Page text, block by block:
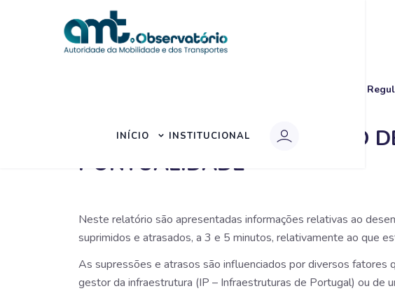
INÍCIO INSTITUCIONAL
Transporte Ferroviário de Passageiros -
TRANSPORTE FERROVIÁRIO
PONTUALIDADE
Neste relatório são apresentadas informações relativas ao
suprimidos e atrasados, a 3 e 5 minutos, relativamente ao que
As supressões e atrasos são influenciados por diversos
gestor da infraestrutura (IP – Infraestruturas de Portugal) ou de